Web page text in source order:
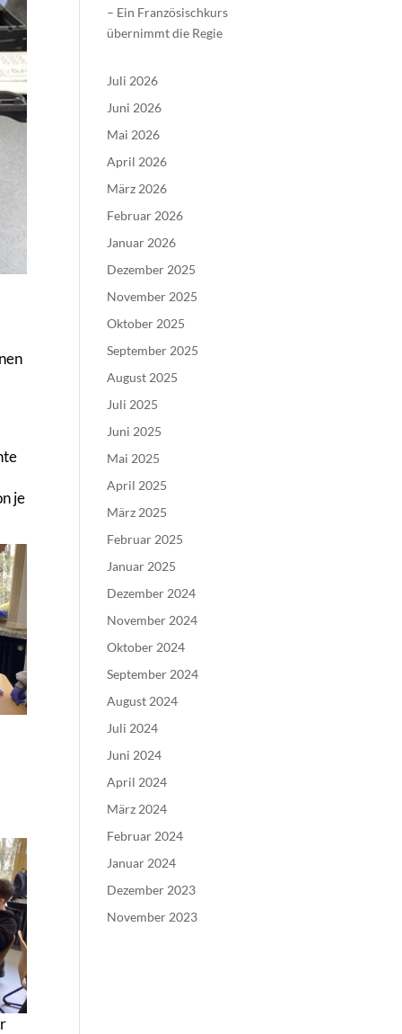
je
– Ein Französischkurs
übernimmt die Regie
Juli 2026
Juni 2026
Mai 2026
April 2026
März 2026
Februar 2026
Januar 2026
Dezember 2025
November 2025
Oktober 2025
September 2025
August 2025
Juli 2025
Juni 2025
Mai 2025
April 2025
März 2025
Februar 2025
Januar 2025
Dezember 2024
November 2024
Oktober 2024
September 2024
August 2024
Juli 2024
Juni 2024
April 2024
März 2024
Februar 2024
Januar 2024
Dezember 2023
November 2023